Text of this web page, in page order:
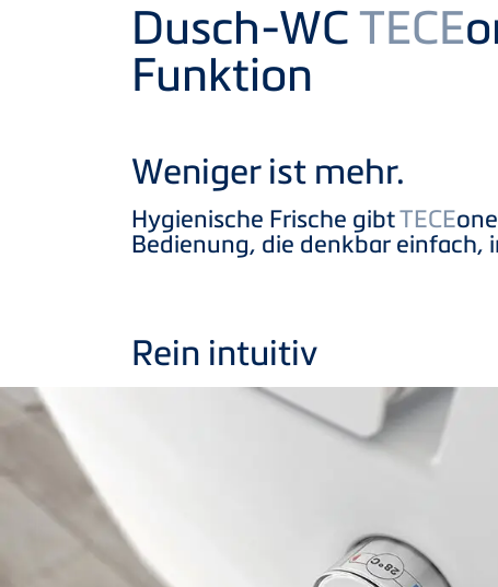
Dusch-WCTECE
Funktion
Weniger ist mehr.
Hygienische Frische gibtTECE
Bedienung, die denkbar
Rein intuitiv